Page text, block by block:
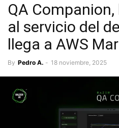
QA Companion,
al servicio del
llega a AWS
By Pedro A. - 18 noviembre, 2025